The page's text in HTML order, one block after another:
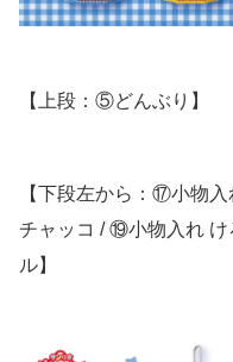
【上段：⑤どんぶり】
【下段左から：⑰小物
チャッコ / ⑲小物入れ
ル】